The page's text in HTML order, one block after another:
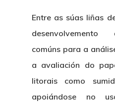
Entre as súas liñas
comúns para a
a avaliación do
litorais como
apoiándose no